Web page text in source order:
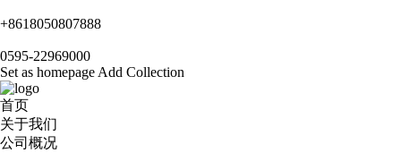
+8618050807888
0595-22969000
Set as homepage Add Collection
首页
关于我们
公司概况